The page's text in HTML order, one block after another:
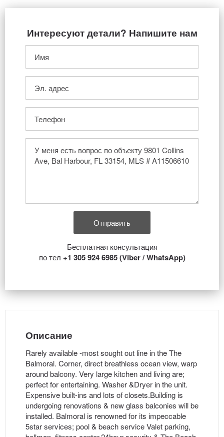
Интересуют детали? Напишите нам
Бесплатная консультация
по тел +1 305 924 6985 (Viber / WhatsApp)
Описание
Rarely available -most sought out line in the The
Balmoral. Corner, direct breathless ocean view, warp
around balcony. Very large kitchen and living are;
perfect for entertaining. Washer &Dryer in the unit.
Expensive built-ins and lots of closets.Building is
undergoing renovations & new glass balconies will be
installed. Balmoral is renowned for its impeccable
5star services; pool & beach service Valet parking,